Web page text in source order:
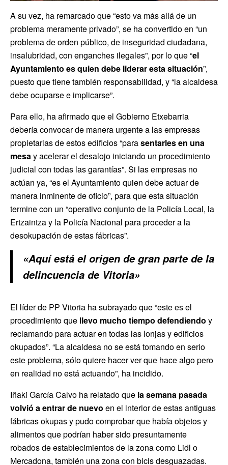
A su vez, ha remarcado que “esto va más allá de un
problema meramente privado”, se ha convertido en “un
problema de orden público, de inseguridad ciudadana,
insalubridad, con enganches ilegales”, por lo que “el
Ayuntamiento es quien debe liderar esta situación”,
puesto que tiene también responsabilidad, y “la alcaldesa
debe ocuparse e implicarse”.
Para ello, ha afirmado que el Gobierno Etxebarria
debería convocar de manera urgente a las empresas
propietarias de estos edificios “parasentarles en una
mesay acelerar el desalojo iniciando un procedimiento
judicial con todas las garantías”. Si las empresas no
actúan ya, “es el Ayuntamiento quien debe actuar de
manera inminente de oficio”, para que esta situación
termine con un “operativo conjunto de la Policía Local, la
Ertzaintza y la Policía Nacional para proceder a la
desokupación de estas fábricas”.
«Aquí está el origen de gran parte de la
delincuencia de Vitoria»
El líder de PP Vitoria ha subrayado que “este es el
procedimiento que llevo mucho tiempo defendiendo y
reclamando para actuar en todas las lonjas y edificios
okupados”. “La alcaldesa no se está tomando en serio
este problema, sólo quiere hacer ver que hace algo pero
en realidad no está actuando”, ha incidido.
Iñaki García Calvo ha relatado que la semana pasada
volvió a entrar de nuevo en el interior de estas antiguas
fábricas okupas y pudo comprobar que había objetos y
alimentos que podrían haber sido presuntamente
robados de establecimientos de la zona como Lidl o
Mercadona, también una zona con bicis desguazadas.